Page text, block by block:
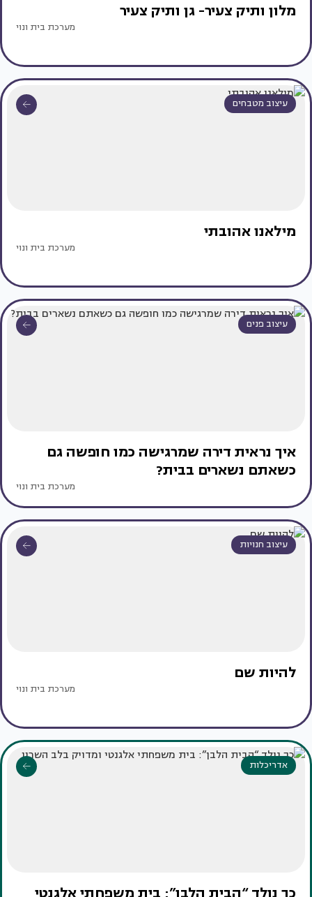
מלון ותיק צעיר- גן ותיק צעיר
מערכת בית ונוי
עיצוב מטבחים
מילאנו אהובתי
מערכת בית ונוי
עיצוב פנים
איך נראית דירה שמרגישה כמו חופשה גם
כשאתם נשארים בבית?
מערכת בית ונוי
עיצוב חנויות
להיות שם
מערכת בית ונוי
אדריכלות